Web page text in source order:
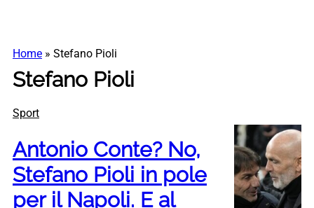
Home » Stefano Pioli
Stefano Pioli
Sport
Antonio Conte? No,
Stefano Pioli in pole
per il Napoli. E al